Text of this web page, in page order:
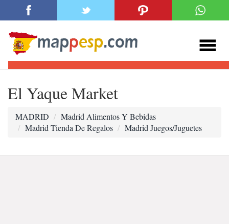
El Yaque Market
MADRID
Madrid Alimentos Y Bebidas
Madrid Tienda De Regalos
Madrid Juegos/Juguetes